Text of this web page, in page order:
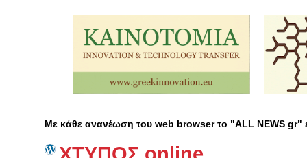
Με κάθε ανανέωση του web browser το "ALL NEWS gr"